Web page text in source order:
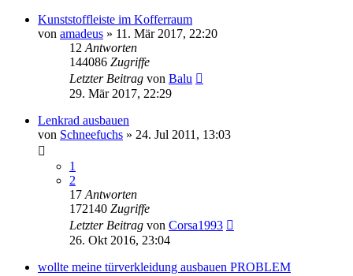
Kunststoffleiste im Kofferraum
von amadeus » 11. Mär 2017, 22:20
12 Antworten
144086 Zugriffe
Letzter Beitrag von Balu
29. Mär 2017, 22:29
Lenkrad ausbauen
von Schneefuchs » 24. Jul 2011, 13:03
1
2
17 Antworten
172140 Zugriffe
Letzter Beitrag von Corsa1993
26. Okt 2016, 23:04
wollte meine türverkleidung ausbauen PROBLEM